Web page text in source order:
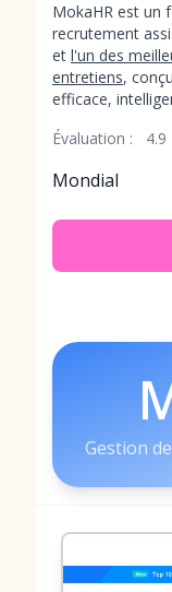
MokaHR est un
recrutement
et l'un des
entretiens,
efficace,
Évaluation :
4.9
Mondial
Gestion